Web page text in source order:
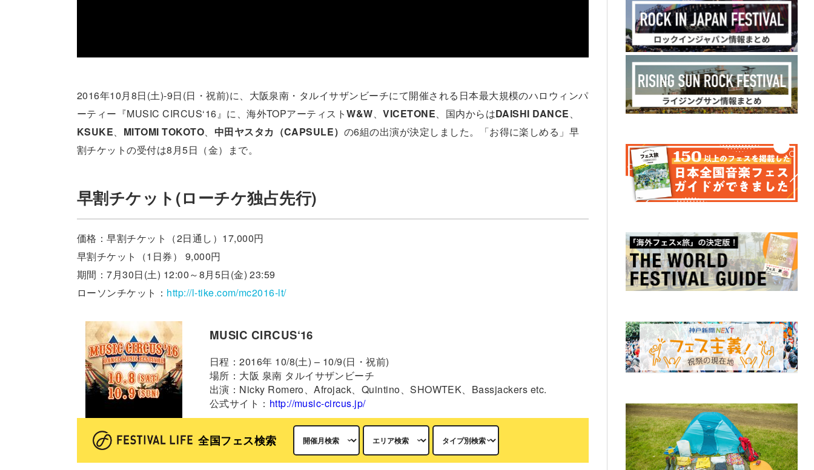
2016年10月8日(土)-9日(日・祝前)に、大阪泉南・タルイサザンビーチにて開催される日本最大規模のハロウィンパ
ーティー『MUSIC CIRCUS‘16』に、海外TOPアーティストW&W、VICETONE、国内からはDAISHI DANCE、
KSUKE、 MITOMI TOKOTO、 中田ヤスタカ（CAPSULE） の6組の出演が決定しました。「お得に楽しめる」早
割チケットの受付は8月5日（金）まで。
早割チケット(ローチケ独占先行)
価格：早割チケット（2日通し）17,000円
早割チケット（1日券） 9,000円
期間：7月30日(土) 12:00～8月5日(金) 23:59
ローソンチケット： http://l-tike.com/mc2016-lt/
MUSIC CIRCUS‘16
日程：2016年 10/8(土) – 10/9(日・祝前)
場所：大阪 泉南 タルイサザンビーチ
出演：Nicky Romero、Afrojack、Quintino、SHOWTEK、Bassjackers etc.
公式サイト： http://music-circus.jp/
全国フェス検索